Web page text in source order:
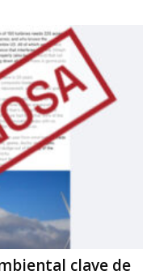
clave de